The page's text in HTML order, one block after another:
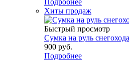
Подробнее
Хиты продаж
Быстрый просмотр
Сумка на руль
900 руб.
Подробнее